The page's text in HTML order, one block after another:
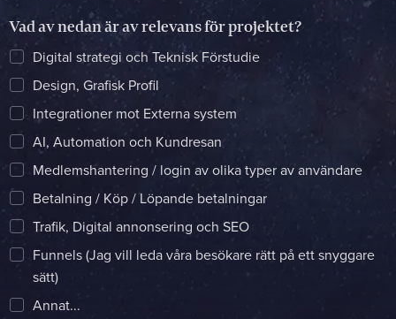
E-mail *
Phone *
Message
Bifoga en fil
Det är OK att Sphinxly använder mina uppgifter för att kontakta
mig. (integritetspolicy)
Vad av nedan är av relevans för projektet?
Digital strategi och Teknisk Förstudie
Design, Grafisk Profil
Integrationer mot Externa system
AI, Automation och Kundresan
Medlemshantering / login av olika typer av användare
Betalning / Köp / Löpande betalningar
Trafik, Digital annonsering och SEO
Funnels (Jag vill leda våra besökare rätt på ett snyggare
sätt)
Annat...